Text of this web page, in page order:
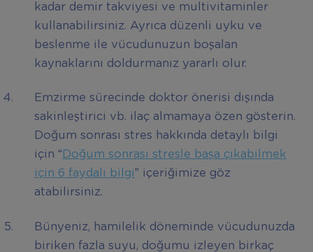
kadar demir takviyesi ve multivitaminler
kullanabilirsiniz. Ayrıca düzenli uyku ve
beslenme ile vücudunuzun boşalan
kaynaklarını doldurmanız yararlı olur.
Emzirme sürecinde doktor önerisi dışında
sakinleştirici vb. ilaç almamaya özen gösterin.
Doğum sonrası stres hakkında detaylı bilgi
için “ Doğum sonrası stresle başa çıkabilmek
için 6 faydalı bilgi” içeriğimize göz
atabilirsiniz.
Bünyeniz, hamilelik döneminde vücudunuzda
biriken fazla suyu, doğumu izleyen birkaç